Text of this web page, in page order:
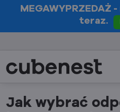
MEGAWYPRZEDAŻ -
teraz.
Jak wybrać